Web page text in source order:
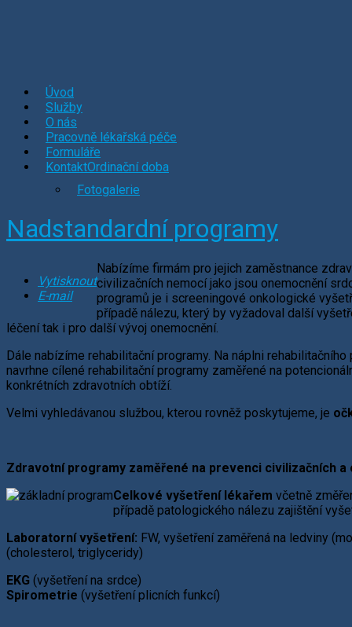
Úvod
Služby
O nás
Pracovně lékařská péče
Formuláře
KontaktOrdinační doba
Fotogalerie
Nadstandardní programy
Vytisknout
E-mail
Nabízíme firmám pro jejich zaměstnance
civilizačních nemocí jako jsou onemocnění
programů je i screeningové onkologické
případě nálezu, který by vyžadoval další
léčení tak i pro další vývoj onemocnění.
Dále nabízíme rehabilitační programy. Na náplni
navrhne cílené rehabilitační programy zaměřené na
konkrétních zdravotních obtíží.
Velmi vyhledávanou službou, kterou rovněž poskytujeme, je
Zdravotní programy zaměřené na prevenci civilizačních
Celkové vyšetření lékařem včetně
případě patologického nálezu zajištění
Laboratorní vyšetření: FW, vyšetření zaměřená na ledviny
(cholesterol, triglyceridy)
EKG (vyšetření na srdce)
Spirometrie (vyšetření plicních funkcí)